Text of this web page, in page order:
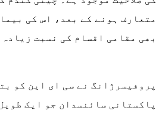
متعارف ہونے کے بعد، اس کی
بھی مقامی اقسام کی نسبت زیادہ
پاکستانی سائنسدان جو ایک